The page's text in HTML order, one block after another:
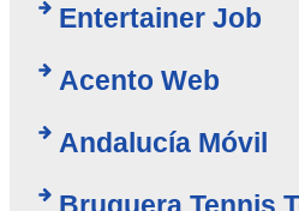
Entertainer Job
Acento Web
Andalucía Móvil